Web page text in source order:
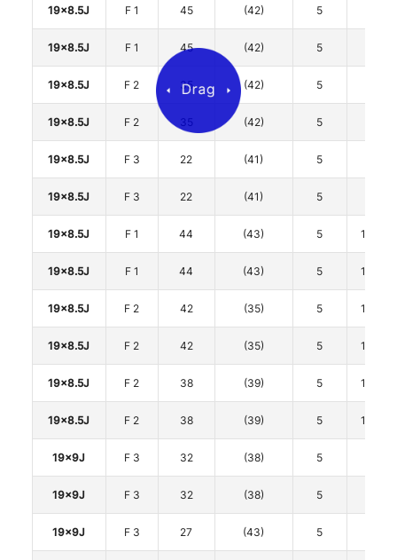
19x8.5J F 1 45 (42) 5
19x8.5J F 1 45 (42) 5
19x8.5J F 2 35 (42) 5
19x8.5J F 2 35 (42) 5
19x8.5J F 3 22 (41) 5
19x8.5J F 3 22 (41) 5
19x8.5J F 1 44 (43) 5 114.3
19x8.5J F 1 44 (43) 5 114.3
19x8.5J F 2 42 (35) 5 114.3
19x8.5J F 2 42 (35) 5 114.3
19x8.5J F 2 38 (39) 5 114.3
19x8.5J F 2 38 (39) 5 114.3
19x9J F 3 32 (38) 5
19x9J F 3 32 (38) 5
19x9J F 3 27 (43) 5